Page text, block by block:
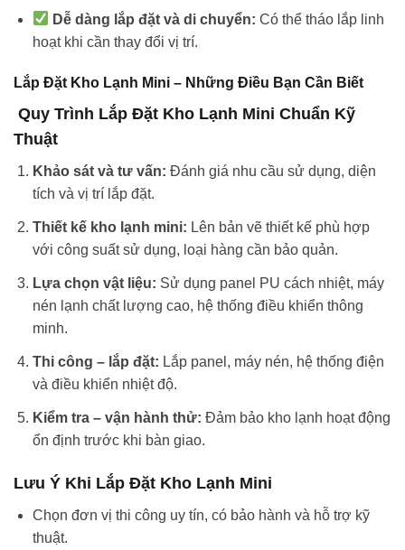
Dễ dàng lắp đặt và di chuyển: Có thể tháo lắp linh
hoạt khi cần thay đổi vị trí.
Lắp Đặt Kho Lạnh Mini – Những Điều Bạn Cần Biết
Quy Trình Lắp Đặt Kho Lạnh Mini Chuẩn Kỹ
Thuật
Khảo sát và tư vấn: Đánh giá nhu cầu sử dụng, diện
tích và vị trí lắp đặt.
Thiết kế kho lạnh mini: Lên bản vẽ thiết kế phù hợp
với công suất sử dụng, loại hàng cần bảo quản.
Lựa chọn vật liệu: Sử dụng panel PU cách nhiệt, máy
nén lạnh chất lượng cao, hệ thống điều khiển thông
minh.
Thi công – lắp đặt: Lắp panel, máy nén, hệ thống điện
và điều khiển nhiệt độ.
Kiểm tra – vận hành thử: Đảm bảo kho lạnh hoạt động
ổn định trước khi bàn giao.
Lưu Ý Khi Lắp Đặt Kho Lạnh Mini
Chọn đơn vị thi công uy tín, có bảo hành và hỗ trợ kỹ
thuật.